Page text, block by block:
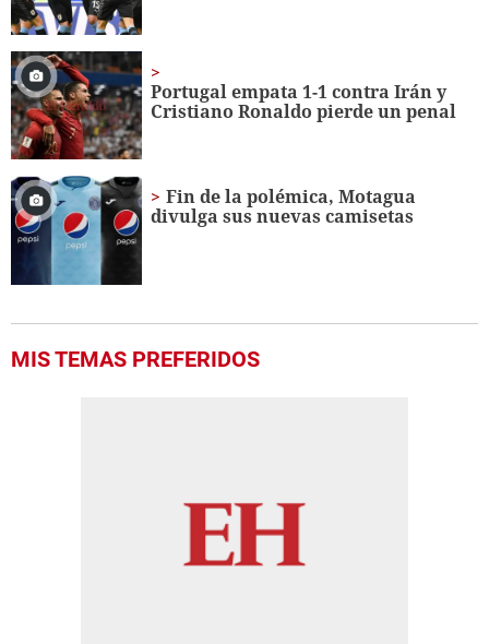
Portugal empata 1-1 contra Irán y
Cristiano Ronaldo pierde un penal
Fin de la polémica, Motagua
divulga sus nuevas camisetas
MIS TEMAS PREFERIDOS